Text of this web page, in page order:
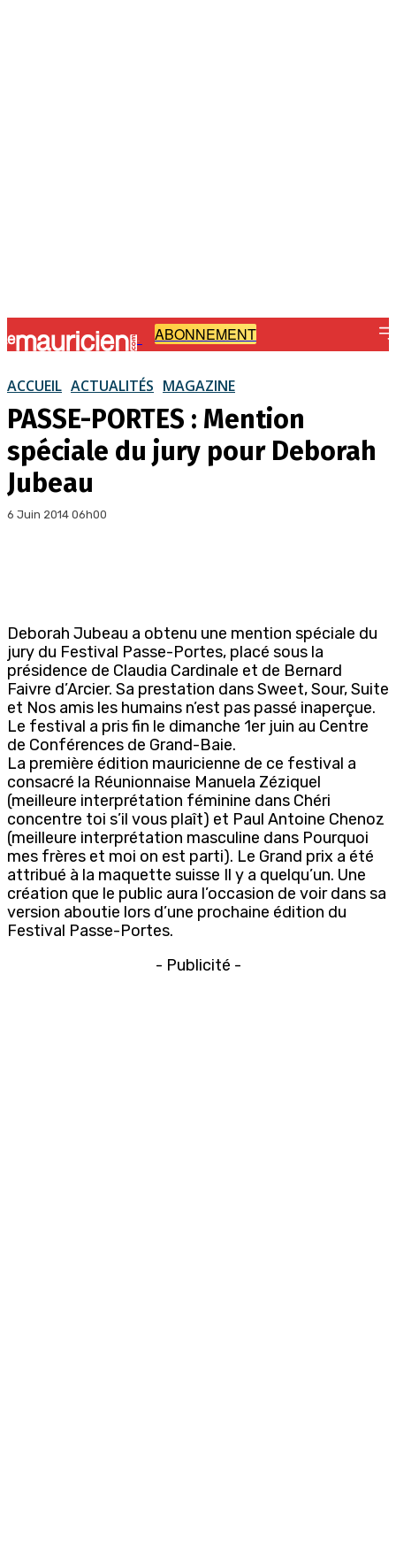
- ABONNEMENT
ACCUEIL ACTUALITÉS MAGAZINE
PASSE-PORTES : Mention
spéciale du jury pour Deborah
Jubeau
6 Juin 2014 06h00
Deborah Jubeau a obtenu une mention spéciale du
jury du Festival Passe-Portes, placé sous la
présidence de Claudia Cardinale et de Bernard
Faivre d’Arcier. Sa prestation dans Sweet, Sour, Suite
et Nos amis les humains n’est pas passé inaperçue.
Le festival a pris fin le dimanche 1er juin au Centre
de Conférences de Grand-Baie.
La première édition mauricienne de ce festival a
consacré la Réunionnaise Manuela Zéziquel
(meilleure interprétation féminine dans Chéri
concentre toi s’il vous plaît) et Paul Antoine Chenoz
(meilleure interprétation masculine dans Pourquoi
mes frères et moi on est parti). Le Grand prix a été
attribué à la maquette suisse Il y a quelqu’un. Une
création que le public aura l’occasion de voir dans sa
version aboutie lors d’une prochaine édition du
Festival Passe-Portes.
- Publicité -